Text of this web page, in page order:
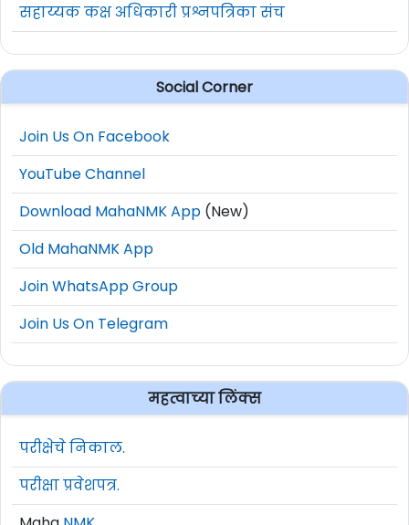
सहाय्यक कक्ष अधिकारी प्रश्नपत्रिका संच
Social Corner
Join Us On Facebook
YouTube Channel
Download MahaNMK App (New)
Old MahaNMK App
Join WhatsApp Group
Join Us On Telegram
महत्वाच्या लिंक्स
परीक्षेचे निकाल.
परीक्षा प्रवेशपत्र.